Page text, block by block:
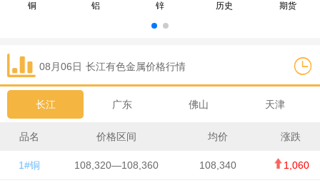
铜 铝 锌 历史 期货
08月06日 长江有色金属价格行情
长江 广东 佛山 天津
品名 价格区间 均价 涨跌
1#铜 108,320—108,360 108,340 1,060